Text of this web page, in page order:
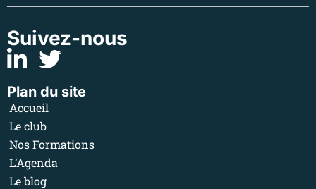
Suivez-nous
Plan du site
Accueil
Le club
Nos Formations
L’Agenda
Le blog